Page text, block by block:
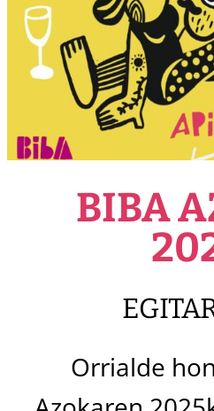
BIBA
Orrialde